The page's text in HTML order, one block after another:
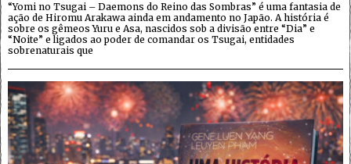
“Yomi no Tsugai – Daemons do Reino das Sombras” é uma fantasia de
ação de Hiromu Arakawa ainda em andamento no Japão. A história é
sobre os gêmeos Yuru e Asa, nascidos sob a divisão entre “Dia” e
“Noite” e ligados ao poder de comandar os Tsugai, entidades
sobrenaturais que